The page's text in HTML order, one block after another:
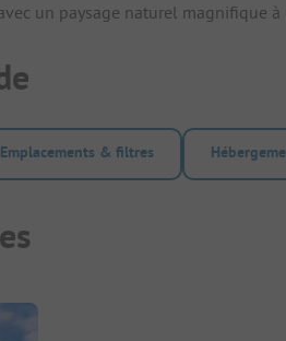
un paysage naturel magnifique
Emplacements & filtres